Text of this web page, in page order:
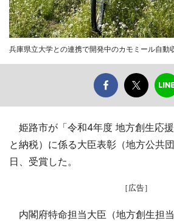
兵庫県立大学との連携で開発中のカモミール自動
姫路市が「令和4年度 地方創生応
と納税）に係る大臣表彰（地方公共
日、受賞した。
［広告］
内閣府特命担当大臣（地方創生担